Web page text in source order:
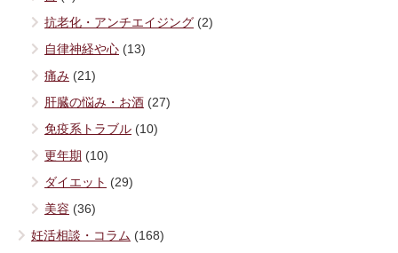
抗老化・アンチエイジング (2)
自律神経や心 (13)
痛み (21)
肝臓の悩み・お酒 (27)
免疫系トラブル (10)
更年期 (10)
ダイエット (29)
美容 (36)
妊活相談・コラム (168)